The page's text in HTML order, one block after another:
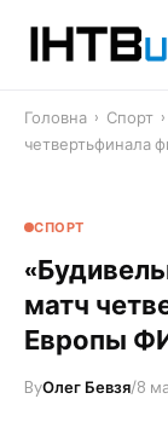
Головна › Спорт ›
четвертьфинала
СПОРТ
матч
Европы
ByОлег Бевзя/8